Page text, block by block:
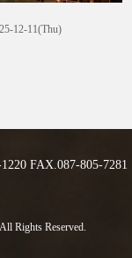
12-11(Thu)
FAX.087-805-7281
Rights Reserved.